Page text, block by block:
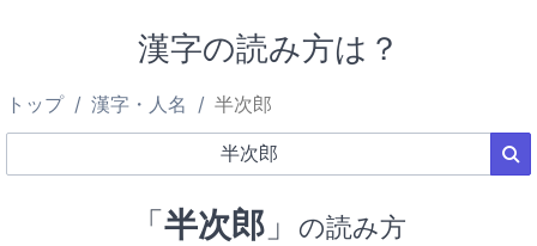
漢字の読み方は？
トップ 漢字・人名 半次郎
「半次郎 」 の読み方